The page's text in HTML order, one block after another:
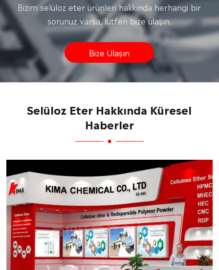
Bizim selüloz eter ürünleri hakkında herhangi bir
sorunuz varsa, lütfen bize ulaşın.
Bize Ulaşın
Selüloz Eter Hakkında Küresel
Haberler